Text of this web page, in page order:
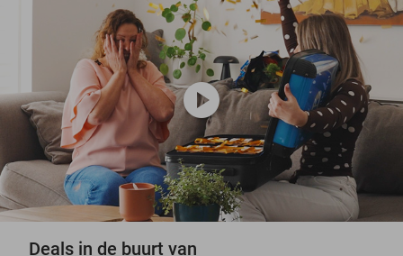
play_circle
Deals in de buurt van